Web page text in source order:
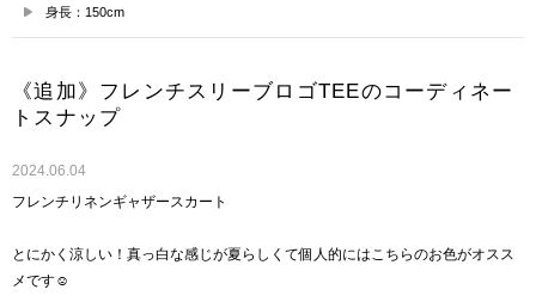
身長：150cm
《追加》フレンチスリーブロゴTEEのコーディネー
トスナップ
2024.06.04
フレンチリネンギャザースカート
とにかく涼しい！真っ白な感じが夏らしくて個人的にはこちらのお色がオスス
メです☺︎